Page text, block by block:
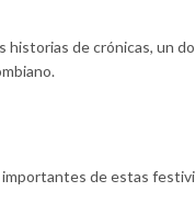
historias de crónicas, un
importantes de estas